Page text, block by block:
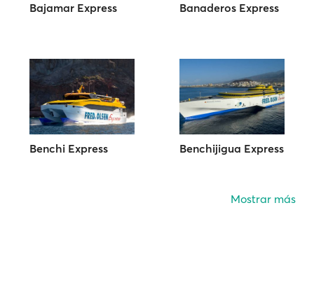
Bajamar Express Banaderos Express
Benchi Express Benchijigua Express
Mostrar más